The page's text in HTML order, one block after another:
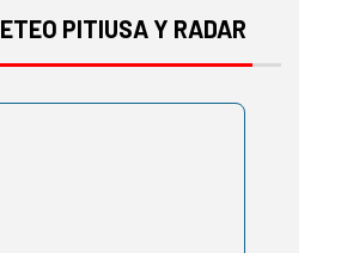
PITIUSA Y RADAR